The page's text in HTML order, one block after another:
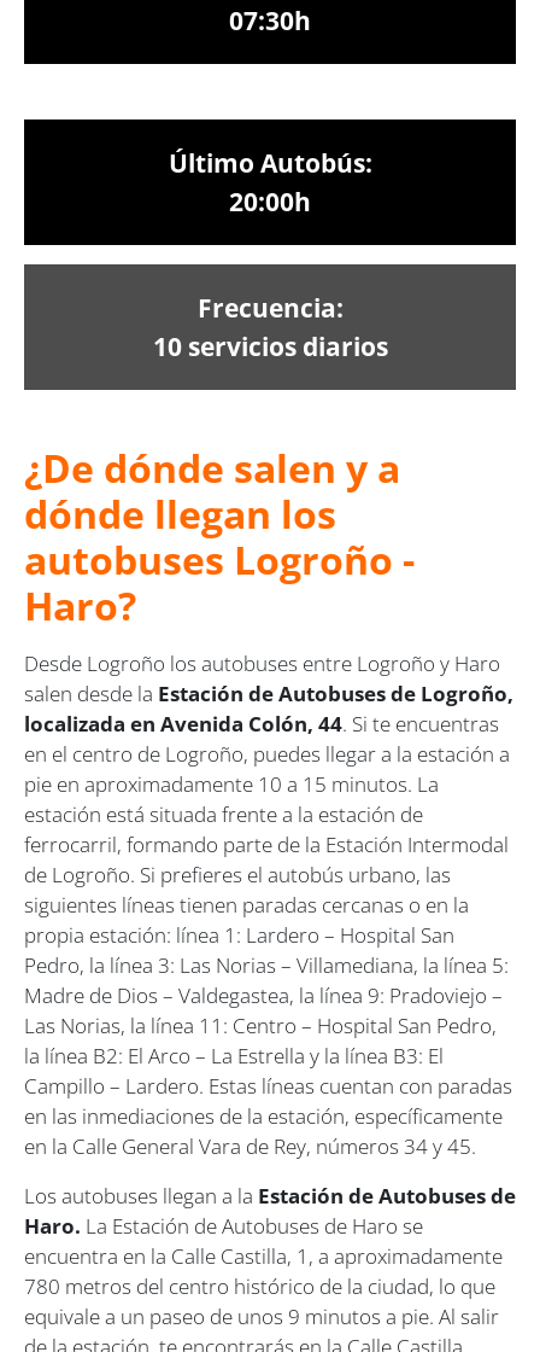
07:30h
Último Autobús:
20:00h
Frecuencia:
10 servicios diarios
¿De dónde salen y a
dónde llegan los
autobuses Logroño -
Haro?
Desde Logroño los autobuses entre Logroño y Haro
salen desde la Estación de Autobuses de Logroño,
localizada en Avenida Colón, 44. Si te encuentras
en el centro de Logroño, puedes llegar a la estación a
pie en aproximadamente 10 a 15 minutos. La
estación está situada frente a la estación de
ferrocarril, formando parte de la Estación Intermodal
de Logroño. Si prefieres el autobús urbano, las
siguientes líneas tienen paradas cercanas o en la
propia estación:​ línea 1: Lardero – Hospital San
Pedro, la línea 3: Las Norias – Villamediana, la línea 5:
Madre de Dios – Valdegastea, la línea 9: Pradoviejo –
Las Norias, la línea 11: Centro – Hospital San Pedro,
la línea B2: El Arco – La Estrella y la línea B3: El
Campillo – Lardero​. Estas líneas cuentan con paradas
en las inmediaciones de la estación, específicamente
en la Calle General Vara de Rey, números 34 y 45. ​
Los autobuses llegan a la Estación de Autobuses de
Haro. La Estación de Autobuses de Haro se
encuentra en la Calle Castilla, 1, a aproximadamente
780 metros del centro histórico de la ciudad, lo que
equivale a un paseo de unos 9 minutos a pie. Al salir
de la estación, te encontrarás en la Calle Castilla,